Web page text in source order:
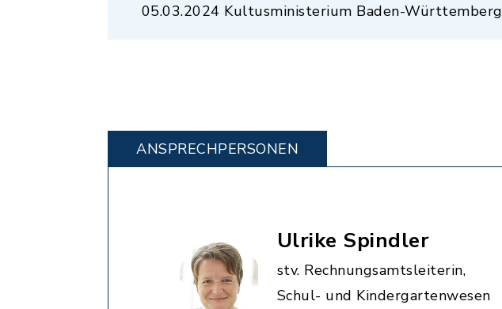
05.03.2024 Kultusministerium Baden-Württemberg
ANSPRECHPERSONEN
Ulrike Spindler
stv. Rechnungsamtsleiterin,
Schul- und Kindergartenwesen